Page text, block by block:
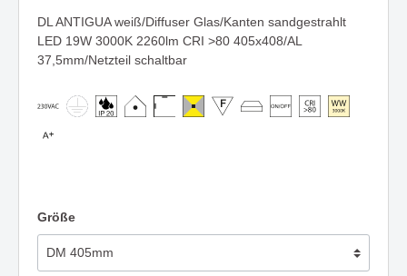
DL ANTIGUA weiß/Diffuser Glas/Kanten sandgestrahlt
LED 19W 3000K 2260lm CRI >80 405x408/AL
37,5mm/Netzteil schaltbar
Größe